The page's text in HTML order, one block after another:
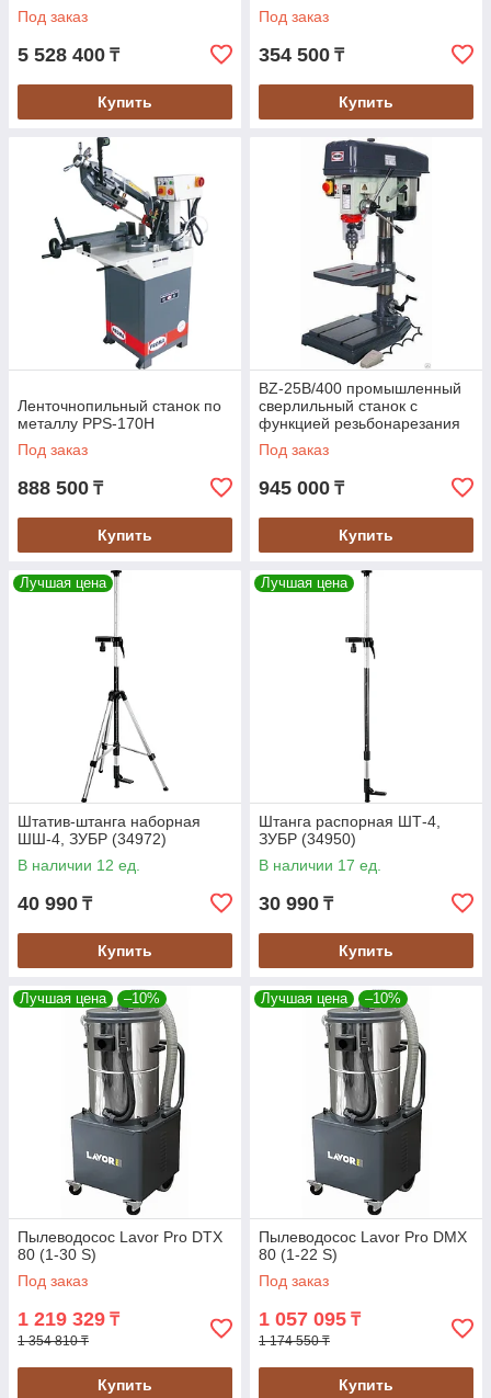
Под заказ
5 528 400 ₸
Купить
Под заказ
354 500 ₸
Купить
Ленточнопильный станок по
металлу PPS-170H
Под заказ
888 500 ₸
Купить
BZ-25B/400 промышленный
сверлильный станок с
функцией резьбонарезания
Под заказ
945 000 ₸
Купить
Лучшая цена
Штатив-штанга наборная
ШШ-4, ЗУБР (34972)
В наличии 12 ед.
40 990 ₸
Купить
Лучшая цена
Штанга распорная ШТ-4,
ЗУБР (34950)
В наличии 17 ед.
30 990 ₸
Купить
Лучшая цена –10%
Пылеводосос Lavor Pro DTX
80 (1-30 S)
Под заказ
1 219 329 ₸
1 354 810 ₸
Купить
Лучшая цена –10%
Пылеводосос Lavor Pro DMX
80 (1-22 S)
Под заказ
1 057 095 ₸
1 174 550 ₸
Купить